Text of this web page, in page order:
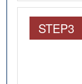
STEP3